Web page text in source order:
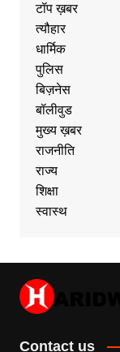
टॉप ख़बर
त्यौहार
धार्मिक
पुलिस
बिज़नेस
बॉलीवुड
मुख्य ख़बर
राजनीति
राज्य
शिक्षा
स्वास्थ
Contact us